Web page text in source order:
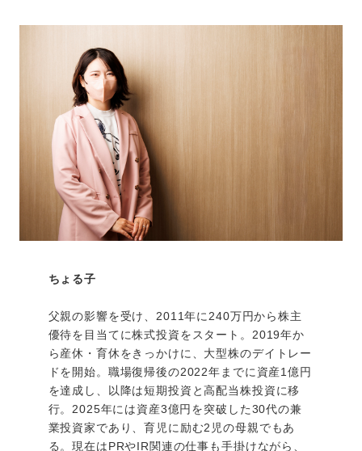
ちょる子
父親の影響を受け、2011年に240万円から株主
優待を目当てに株式投資をスタート。2019年か
ら産休・育休をきっかけに、大型株のデイトレー
ドを開始。職場復帰後の2022年までに資産1億円
を達成し、以降は短期投資と高配当株投資に移
行。2025年には資産3億円を突破した30代の兼
業投資家であり、育児に励む2児の母親でもあ
る。現在はPRやIR関連の仕事も手掛けながら、